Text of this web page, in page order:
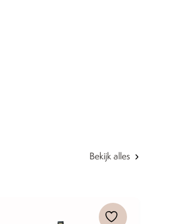
Bekijk alles